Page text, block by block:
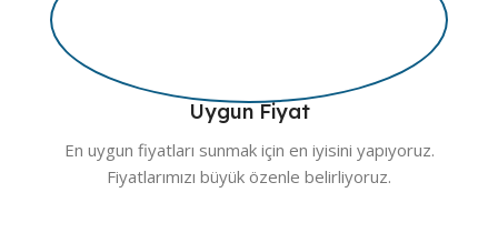
Uygun Fiyat
En uygun fiyatları sunmak için en iyisini yapıyoruz.
Fiyatlarımızı büyük özenle belirliyoruz.